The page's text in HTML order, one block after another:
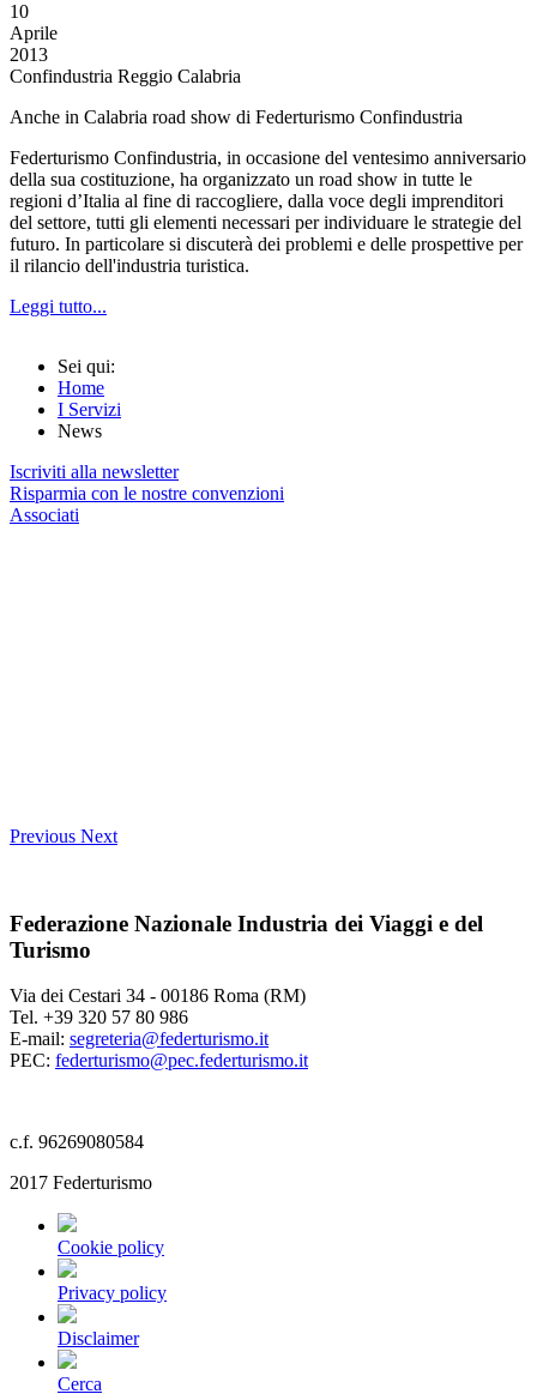
10
Aprile
2013
Confindustria Reggio Calabria
Anche in Calabria road show di Federturismo Confindustria
Federturismo Confindustria, in occasione del ventesimo anniversario
della sua costituzione, ha organizzato un road show in tutte le
regioni d’Italia al fine di raccogliere, dalla voce degli imprenditori
del settore, tutti gli elementi necessari per individuare le strategie del
futuro. In particolare si discuterà dei problemi e delle prospettive per
il rilancio dell'industria turistica.
Leggi tutto...
Sei qui:
Home
I Servizi
News
Iscriviti alla newsletter
Risparmia con le nostre convenzioni
Associati
Previous Next
Federazione Nazionale Industria dei Viaggi e del
Turismo
Via dei Cestari 34 - 00186 Roma (RM)
Tel. +39 320 57 80 986
E-mail: segreteria@federturismo.it
PEC: federturismo@pec.federturismo.it
c.f. 96269080584
2017 Federturismo
Cookie policy
Privacy policy
Disclaimer
Cerca